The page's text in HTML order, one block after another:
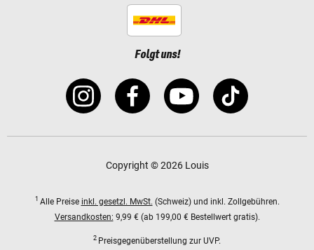
Folgt uns!
Copyright © 2026 Louis
1 Alle Preise inkl. gesetzl. MwSt. (Schweiz) und inkl. Zollgebühren.
Versandkosten: 9,99 € (ab 199,00 € Bestellwert gratis).
2 Preisgegenüberstellung zur UVP.